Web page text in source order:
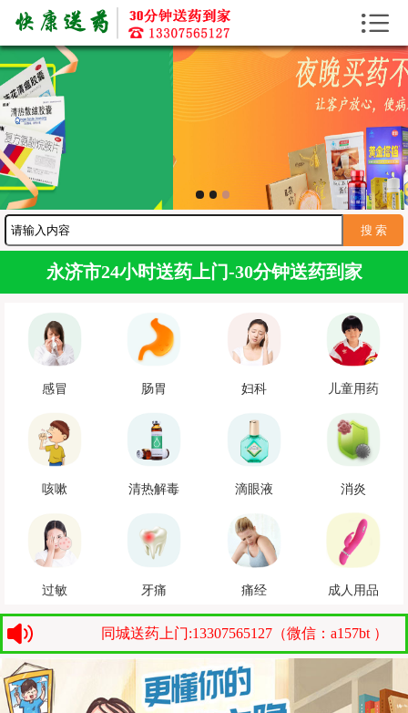
送药上门
寻医问药
护工服务

永济市24小时送药上门-30分钟送药到家
感冒 肠胃 妇科 儿童用药
咳嗽 清热解毒 滴眼液 消炎
过敏 牙痛 痛经 成人用品
同城送药上门:13307565127（微信：a157bt ）